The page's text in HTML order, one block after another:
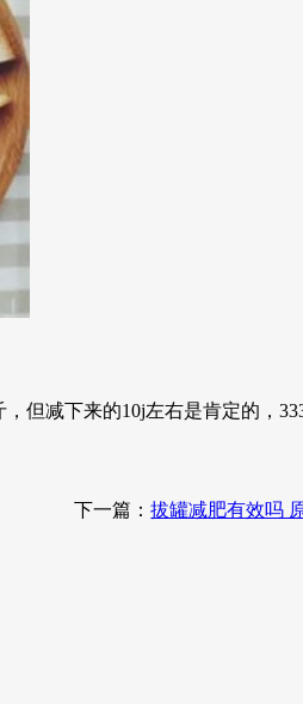
减下来的10j左右是肯定的，
下一篇：拔罐减肥有效吗